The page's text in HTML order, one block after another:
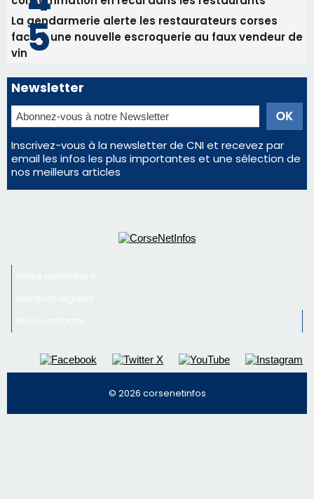
Inscrivez-vous à la newsletter de CNI et recevez par
email les infos les plus importantes et une sélection de
nos meilleurs articles
Régie publicitaire
Mentions légales
Nous contacter